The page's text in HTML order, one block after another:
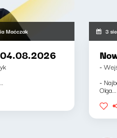
Maćczak
04.08.2026
3
-
-
Olga...